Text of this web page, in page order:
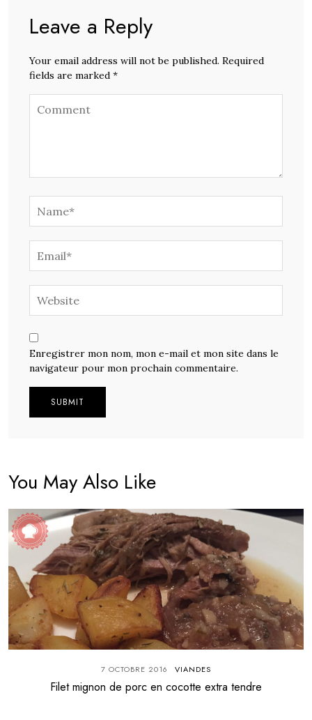
Leave a Reply
Your email address will not be published. Required
fields are marked *
Enregistrer mon nom, mon e-mail et mon site dans le
navigateur pour mon prochain commentaire.
You May Also Like
7 OCTOBRE 2016 VIANDES
Filet mignon de porc en cocotte extra tendre